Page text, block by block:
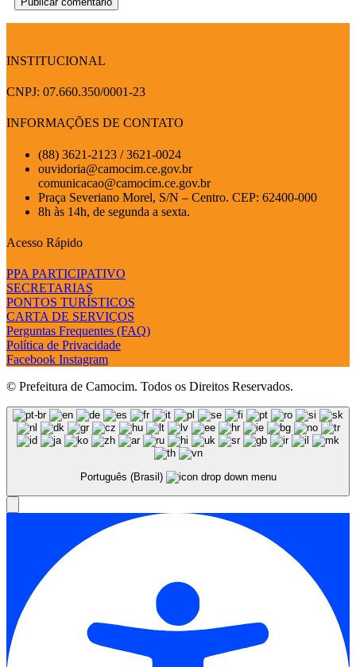
INSTITUCIONAL
CNPJ: 07.660.350/0001-23
INFORMAÇÕES DE CONTATO
(88) 3621-2123 / 3621-0024
ouvidoria@camocim.ce.gov.br
comunicacao@camocim.ce.gov.br
Praça Severiano Morel, S/N – Centro. CEP: 62400-000
8h às 14h, de segunda a sexta.
Acesso Rápido
PPA PARTICIPATIVO
SECRETARIAS
PONTOS TURÍSTICOS
CARTA DE SERVIÇOS
Perguntas Frequentes (FAQ)
Política de Privacidade
Facebook Instagram
© Prefeitura de Camocim. Todos os Direitos Reservados.
Português (Brasil)